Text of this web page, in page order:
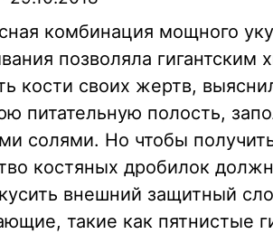
комбинация мощного
позволяла
кости своих жертв,
питательную полость,
солями. Но чтобы
костяных дробилок
внешний защитный
такие как пятнистые